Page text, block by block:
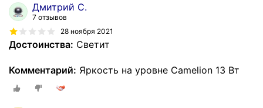
Дмитрий С.
7 отзывов
28 ноября 2021
Достоинства: Светит
Комментарий: Яркость на уровне Camelion 13 Вт